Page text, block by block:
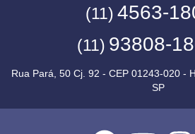
(11) 4563-
(11) 93808-
Rua Pará, 50 Cj. 92 - CEP 01243-020 -
SP